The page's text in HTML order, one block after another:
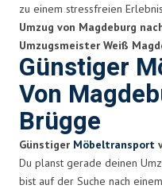
zu einem stressfreien
Umzug von Magdeburg
Umzugsmeister Weiß
Günstiger
Von
Brügge
Günstiger Möbeltransport
Du planst gerade deinen
bist auf der Suche nach